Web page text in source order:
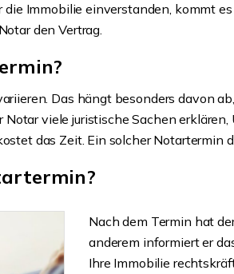
Immobilie einverstanden, kommt
den Vertrag.
Das hängt besonders davon
viele juristische Sachen
das Zeit. Ein solcher Notartermin
Nach dem Termin hat
anderem informiert er
Ihre Immobilie